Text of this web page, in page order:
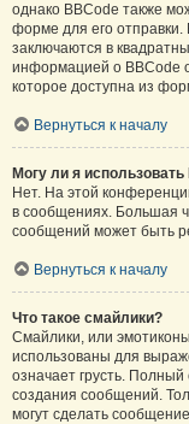
однако BBCode также
форме для его отправки.
заключаются в
информацией о BBCode
которое доступна из
Вернуться к началу
Могу ли я использовать
Нет. На этой
в сообщениях. Большая
сообщений может быть
Вернуться к началу
Что такое смайлики?
Смайлики, или
использованы для
означает грусть.
создания сообщений.
могут сделать